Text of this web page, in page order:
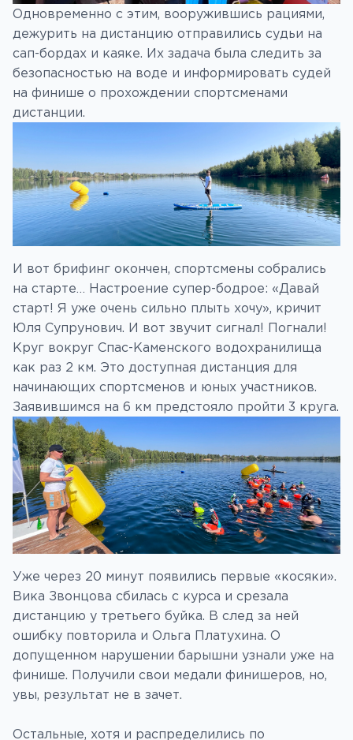
Одновременно с этим, вооружившись рациями,
дежурить на дистанцию отправились судьи на
сап-бордах и каяке. Их задача была следить за
безопасностью на воде и информировать судей
на финише о прохождении спортсменами
дистанции.
И вот брифинг окончен, спортсмены собрались
на старте… Настроение супер-бодрое: «Давай
старт! Я уже очень сильно плыть хочу», кричит
Юля Супрунович. И вот звучит сигнал! Погнали!
Круг вокруг Спас-Каменского водохранилища
как раз 2 км. Это доступная дистанция для
начинающих спортсменов и юных участников.
Заявившимся на 6 км предстояло пройти 3 круга.
Уже через 20 минут появились первые «косяки».
Вика Звонцова сбилась с курса и срезала
дистанцию у третьего буйка. В след за ней
ошибку повторила и Ольга Платухина. О
допущенном нарушении барышни узнали уже на
финише. Получили свои медали финишеров, но,
увы, результат не в зачет.
Остальные, хотя и распределились по